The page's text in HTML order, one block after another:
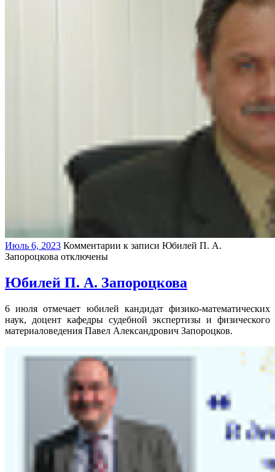
Июль 6, 2023 Комментарии к записи Юбилей П. А.
Запороцкова отключены
Юбилей П. А. Запороцкова
6 июля отмечает юбилей кандидат физико-математических
наук, доцент кафедры судебной экспертизы и физического
материаловедения Павел Александрович Запороцков.